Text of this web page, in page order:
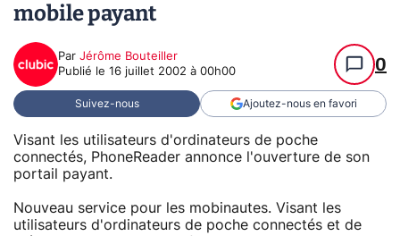
mobile payant
Par Jérôme Bouteiller
Publié le 16 juillet 2002 à 00h00 0
Suivez-nous Ajoutez-nous en favori
Visant les utilisateurs d'ordinateurs de poche
connectés, PhoneReader annonce l'ouverture de son
portail payant.
Nouveau service pour les mobinautes. Visant les
utilisateurs d'ordinateurs de poche connectés et de